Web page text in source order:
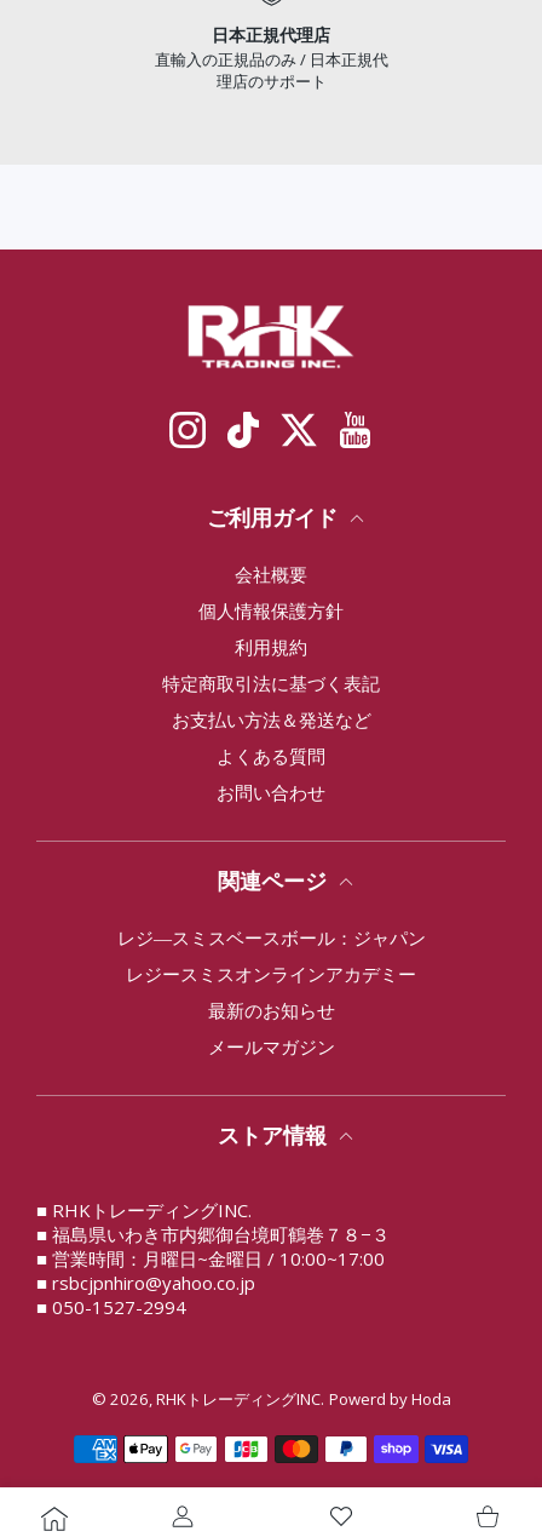
ユーザーアカウント ウィッシュリスト ショッ
日本正規代理店
直輸入の正規品のみ / 日本正規代
理店のサポート
InstagramTikTok Twitter
ご利用ガイド
会社概要
個人情報保護方針
利用規約
特定商取引法に基づく表記
お支払い方法＆発送など
よくある質問
お問い合わせ
関連ページ
レジ―スミスベースボール：ジャパン
レジースミスオンラインアカデミー
最新のお知らせ
メールマガジン
ストア情報
■ RHKトレーディングINC.
■ 福島県いわき市内郷御台境町鶴巻７８−３
■ 営業時間：月曜日~金曜日 / 10:00~17:00
■ rsbcjpnhiro@yahoo.co.jp
■ 050-1527-2994
© 2026,RHKトレーディングINC. Powerd byHoda
決済方法